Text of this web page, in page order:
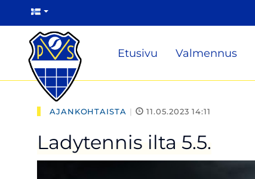
Etusivu Valmennus
AJANKOHTAISTA | 11.05.2023 14:11
Ladytennis ilta 5.5.